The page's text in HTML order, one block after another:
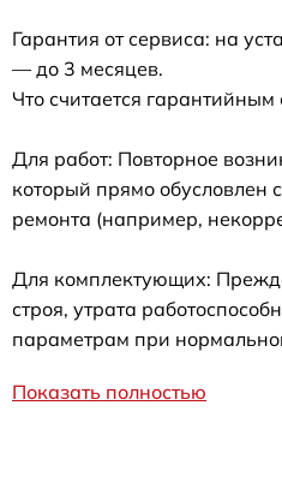
Гарантия от сервиса: на
— до 3 месяцев.
Что считается гарантийным
Для работ: Повторное
который прямо обусловлен
ремонта (например,
Для комплектующих:
строя, утрата
параметрам при
Показать полностью